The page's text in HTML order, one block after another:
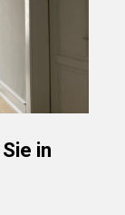
in